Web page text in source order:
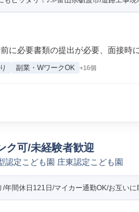
に必要書類の提出が必要、面接時に
副業・WワークOK +16個
ク可/未経験者歓迎
認定こども園 庄東認定こども園
/年間休日121日/マイカー通勤OK/お互い